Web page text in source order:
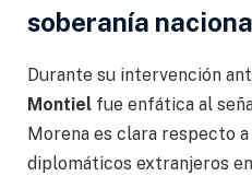
soberanía
Durante su intervención
Montiel fue enfática al
Morena es clara respecto
diplomáticos extranjeros